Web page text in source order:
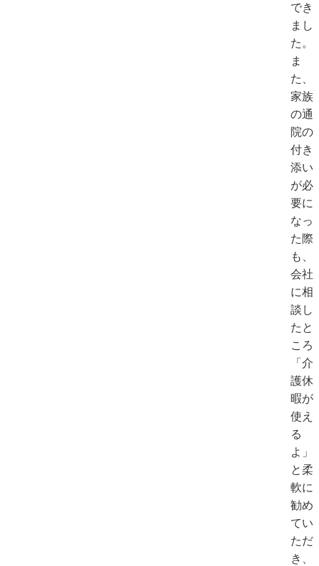
でき
まし
た。
ま
た、
家族
の通
院の
付き
添い
が必
要に
なっ
た際
も、
会社
に相
談し
たと
ころ
「介
護休
暇が
使え
る
よ」
と柔
軟に
勧め
てい
ただ
き、